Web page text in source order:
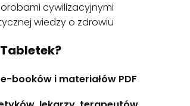
cywilizacyjnymi
wiedzy o zdrowiu
booków i materiałów PDF